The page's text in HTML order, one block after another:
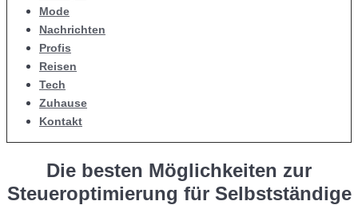
Mode
Nachrichten
Profis
Reisen
Tech
Zuhause
Kontakt
Die besten Möglichkeiten zur
Steueroptimierung für Selbstständige